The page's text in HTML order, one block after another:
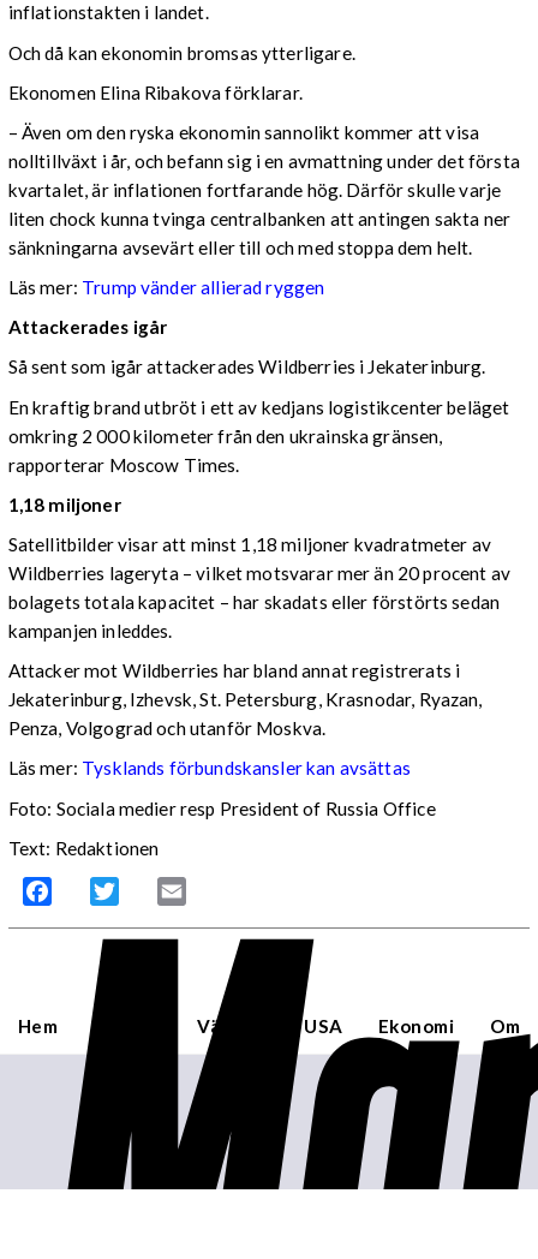
inflationstakten i landet.
Och då kan ekonomin bromsas ytterligare.
Ekonomen Elina Ribakova förklarar.
– Även om den ryska ekonomin sannolikt kommer att visa
nolltillväxt i år, och befann sig i en avmattning under det första
kvartalet, är inflationen fortfarande hög. Därför skulle varje
liten chock kunna tvinga centralbanken att antingen sakta ner
sänkningarna avsevärt eller till och med stoppa dem helt.
Läs mer: Trump vänder allierad ryggen
Attackerades igår
Så sent som igår attackerades Wildberries i Jekaterinburg.
En kraftig brand utbröt i ett av kedjans logistikcenter beläget
omkring 2 000 kilometer från den ukrainska gränsen,
rapporterar Moscow Times.
1,18 miljoner
Satellitbilder visar att minst 1,18 miljoner kvadratmeter av
Wildberries lageryta – vilket motsvarar mer än 20 procent av
bolagets totala kapacitet – har skadats eller förstörts sedan
kampanjen inleddes.
Attacker mot Wildberries har bland annat registrerats i
Jekaterinburg, Izhevsk, St. Petersburg, Krasnodar, Ryazan,
Penza, Volgograd och utanför Moskva.
Läs mer: Tysklands förbundskansler kan avsättas
Foto: Sociala medier resp President of Russia Office
Text: Redaktionen
Facebook Twitter
Hem Världen USA Ekonomi Om